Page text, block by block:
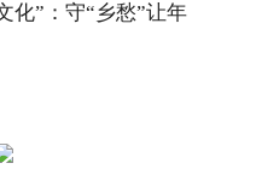
化”：守“乡愁”让年